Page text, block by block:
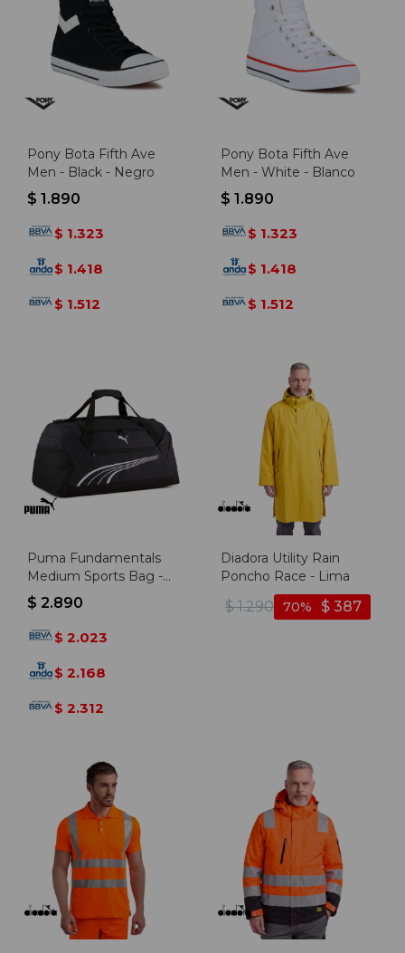
Pony Bota Fifth Ave
Men - Black - Negro
$ 1.890
$ 1.323
$ 1.418
$ 1.512
Pony Bota Fifth Ave
Men - White - Blanco
$ 1.890
$ 1.323
$ 1.418
$ 1.512
Puma Fundamentals
Medium Sports Bag -
Negro
$ 2.890
$ 2.023
$ 2.168
$ 2.312
Diadora Utility Rain
Poncho Race - Lima
$ 1.290 $ 387
70